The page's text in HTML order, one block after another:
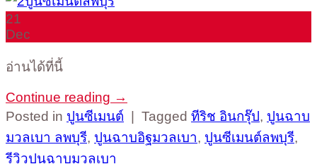
21
Dec
อ่านได้ที่นี้
Continue reading →
Posted in ปูนซีเมนต์ Tagged ทีริช อินกรุ๊ป, ปูนฉาบ
มวลเบา ลพบุรี, ปูนฉาบอิฐมวลเบา, ปูนซีเมนต์ลพบุรี,
รีวิวปูนฉาบมวลเบา